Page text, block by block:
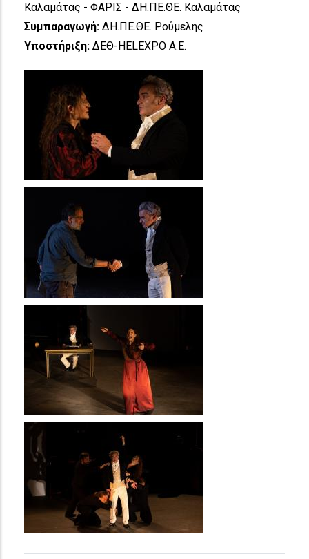
Καλαμάτας - ΦΑΡΙΣ - ΔΗ.ΠΕ.ΘΕ. Καλαμάτας
Συμπαραγωγή: ΔΗ.ΠΕ.ΘΕ. Ρούμελης
Υποστήριξη: ΔΕΘ-HELEXPO Α.Ε.